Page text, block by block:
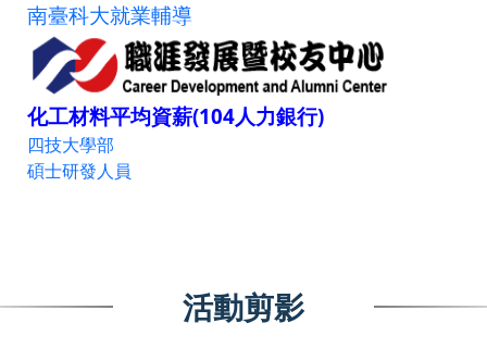
南臺科大就業輔導
化工材料平均資薪(104人力銀行)
四技大學部
碩士研發人員
活動剪影